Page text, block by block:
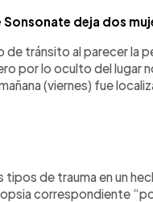
deja dos
de tránsito al parecer la
por lo oculto del lugar
(viernes) fue
de trauma en un
correspondiente